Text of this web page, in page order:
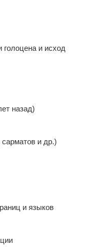
и исход
назад)
и др.)
и языков